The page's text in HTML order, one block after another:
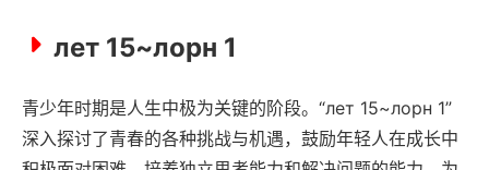
лет 15~лорн 1
青少年时期是人生中极为关键的阶段。“лет 15~лорн 1”
深入探讨了青春的各种挑战与机遇，鼓励年轻人在成长中